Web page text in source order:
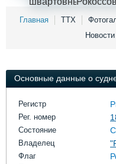
Личности
Словарь
Главная ТТХ
Новости
Основные данные о
Регистр
Рег. номер
Состояние
Владелец
Флаг